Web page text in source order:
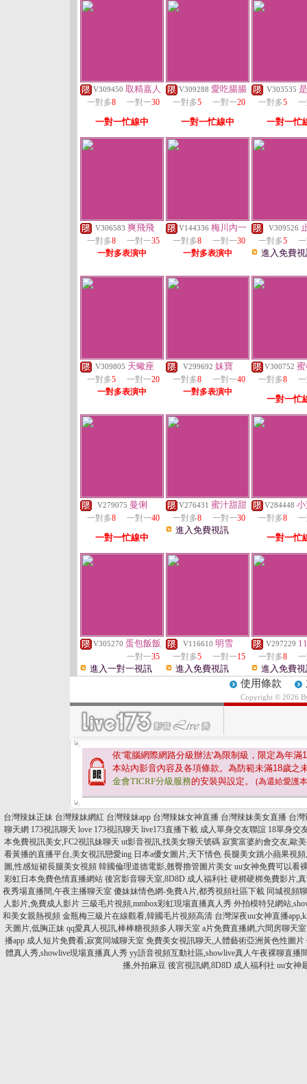
V309450 取精嘉人
一對多8 一對一30
一對一忙線中
V309288 愛吃腸腸
一對多5 一對一20
一對一忙線中
V303535
一對多5
一對一忙
V306583 爽飛飛
一對多8 一對一35
一對多表演中
V144336 梅川內一
一對多8 一對一30
一對多表演中
V309526
一對多5
進入免費
V309805 天蠍座
一對多5 一對一20
一對多表演中
V299692 妹寶
一對多8 一對一40
一對多表演中
V300752
一對多8
一對一忙
V279075 曼俐
一對多8 一對一40
一對一忙線中
V276431 蜜汁甜甜
一對多8 一對一30
進入免費視訊
V284448
一對多8
一對一忙
V305270 蛋包飯飯
一對一35
進入一對一視訊
V116610 明雪
一對多5 一對一15
進入免費視訊
V297229
一對多8
進入免費
使用條款
Copyright © 2026
依'電腦網際網路分級辦法'為限制級，限定為年滿
本站內影音內容及各項條款。為防範未滿18歲之
金會TICRF分級服務的安裝與設定。 (為還給愛護
台灣辣妹正妹 台灣辣妹網紅 台灣辣妹app 台灣辣妹女神直播 台灣辣妹美女直播 台
聊天網 173視訊聊天 love 173視訊聊天 live173直播下載 成人單身交友聯誼 18單身交
本免費視訊美女,FC2視訊妹聊天 ut影音視訊,找美女聊天號碼 寂寞富婆約會交友,歐
看黃播的直播平台,美女視訊戀愛ing 日本a優女圖片,天下情色 長腿美女跳小蘋果視
圖,性感短裙長腿美女視頻 韓國倫理道德電影,翹臀擼管圖片美女 uu女神免費可以看
彩虹日本免費色情直播網站 後宮影音聊天室,8D8D 成人福利社 硬梆硬梆免費影片,
夜秀場直播間,午夜主播聊天室 傻妹妹情色網-免費A片,都秀視頻社區下載 同城視頻
人影片,免費成人影片 三級毛片視頻,mmbox彩虹現場直播真人秀 外拍模特兒網站
和美女親熱視頻 金瓶梅三級片在線觀看,韓國毛片視頻高清 台灣深夜uu女神直播
天圖片,低胸正妹 qq愛真人視訊,棒棒糖視頻多人聊天室 a片免費直播網,六間房聊天室
播app 成人短片免費看,寂寞同城聊天室 免費美女視訊聊天,人體藝術亞洲黃色性圖片
體真人秀,showlive現場直播真人秀 yy語音視頻互動社區,showlive真人午夜裸聊直播
播,外拍麻豆 後宮視訊網,8D8D 成人福利社 uu女神